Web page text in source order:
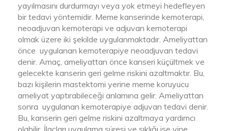
yayılmasını durdurmayı veya yok etmeyi hedefleyen
bir tedavi yöntemidir. Meme kanserinde kemoterapi,
neoadjuvan kemoterapi ve adjuvan kemoterapi
olmak üzere iki şekilde uygulanmaktadır. Ameliyattan
önce uygulanan kemoterapiye neoadjuvan tedavi
denir. Amaç, ameliyattan önce kanseri küçültmek ve
gelecekte kanserin geri gelme riskini azaltmaktır. Bu,
bazı kişilerin mastektomi yerine meme koruyucu
ameliyat yaptırabileceği anlamına gelir. Ameliyattan
sonra uygulanan kemoterapiye adjuvan tedavi denir.
Bu, kanserin geri gelme riskini azaltmaya yardımcı
olabilir. İlaçları uygulama süresi ve sıklığı ise yine